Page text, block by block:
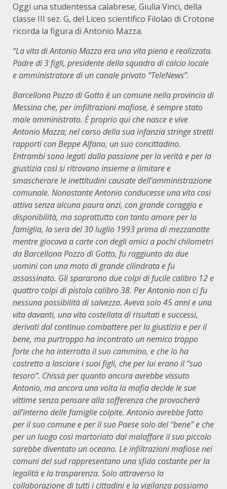
Oggi una studentessa calabrese, Giulia Vinci, della
classe III sez. G, del Liceo scientifico Filolao di Crotone
ricorda la figura di Antonio Mazza.
“La vita di Antonio Mazza era una vita piena e realizzata.
Padre di 3 figli, presidente della squadra di calcio locale
e amministratore di un canale privato “TeleNews”.
Barcellona Pozzo di Gotto è un comune nella provincia di
Messina che, per imfiltrazionimafiose, è sempre stato
maleamministrato. È proprio qui che nascee vive
Antonio Mazza;nel corso della sua infanzia stringestretti
rapporti con Beppe Alfano, un suo concittadino.
Entrambisonolegati dalla passione per la verità e per la
giustiziacosì si ritrovanoinsiemealimitare e
smascherare le inettitudini causatedell’amministrazione
comunale. Nonostante Antonio conducesse una vita così
attiva senza alcuna paura anzi, con grande coraggio e
disponibilità, ma soprattutto con tanto amore per la
famiglia, la sera del 30 luglio 1993 prima di mezzanotte
mentre giocava a carte con degli amici a pochi chilometri
da BarcellonaPozzo di Gotto, fu raggiunto da due
uomini con una moto di grande cilindrata efu
assassinato. Glispararonoduecolpi di fucile calibro 12 e
quattro colpi di pistola calibro 38. Per Antonio non ci fu
nessuna possibilitàdi salvezza. Aveva solo 45 anni e una
vita davanti, una vita costellata di risultati e successi,
derivati dal continuo combattere per la giustizia e per il
bene, mapurtroppoha incontrato un nemico troppo
forte che ha interrotto il suo cammino, e che lo ha
costretto a lasciare i suoi figli, che per lui erano il “suo
tesoro”. Chissà per quanto ancora avrebbe vissuto
Antonio, ma ancora una volta la mafia decide le sue
vittime senza pensare alla sofferenza che provocherà
all’interno delle famiglie colpite. Antonio avrebbe fatto
per il suo comune e per il suo Paese solodel “bene” e che
perun luogo così martoriatodal malaffareil suo piccolo
sarebbe diventato un oceano. Le infiltrazioni mafiose nei
comuni del sud rappresentano una sfida costante per la
legalità e la trasparenza. Solo attraverso la
collaborazione di tutti i cittadini e la vigilanza possiamo